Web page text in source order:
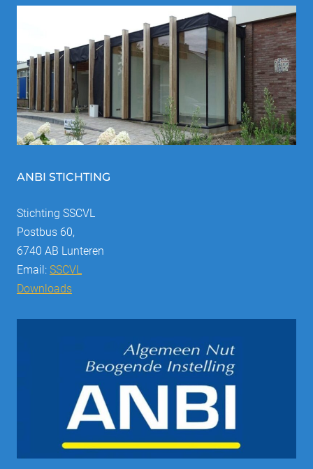
ANBI STICHTING
Stichting SSCVL
Postbus 60,
6740 AB Lunteren
Email: SSCVL
Downloads